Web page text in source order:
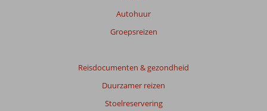
Autohuur
Groepsreizen
Reisdocumenten & gezondheid
Duurzamer reizen
Stoelreservering